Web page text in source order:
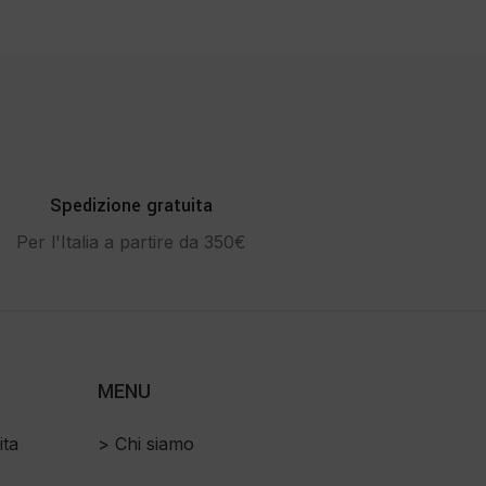
Spedizione gratuita
Per l'Italia a partire da 350€
MENU
> Chi siamo